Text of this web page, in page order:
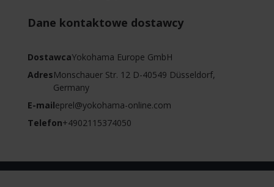
Dane kontaktowe dostawcy
DostawcaYokohama Europe GmbH
AdresMonschauer Str. 12 D-40549 Düsseldorf,
Germany
E-maileprel@yokohama-online.com
Telefon+4902115374050